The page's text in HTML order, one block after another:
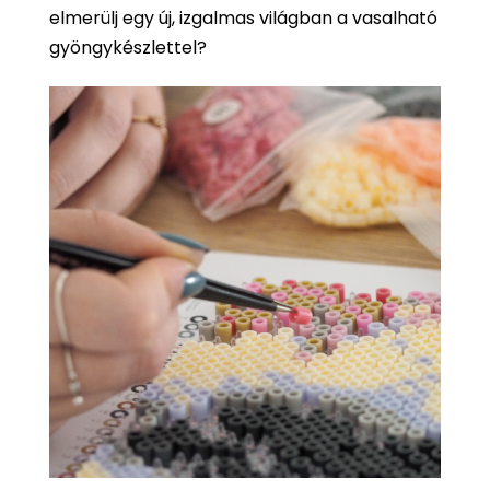
elmerülj egy új, izgalmas világban a vasalható
gyöngykészlettel?